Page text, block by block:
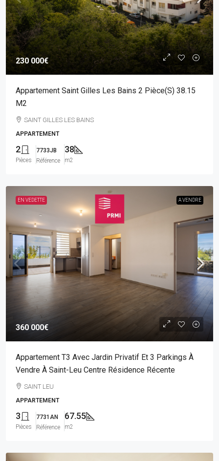
230 000€
Appartement Saint Gilles Les Bains 2 Pièce(s) 38.15
M2
SAINT GILLES LES BAINS
APPARTEMENT
2
Pièces
7733JB
Référence
38
m2
EN VEDETTE A VENDRE
360 000€
Appartement T3 Avec Jardin Privatif Et 3 Parkings À
Vendre À Saint-Leu Centre Résidence Récente
SAINT LEU
APPARTEMENT
3
Pièces
7731AN
Référence
67.55
m2